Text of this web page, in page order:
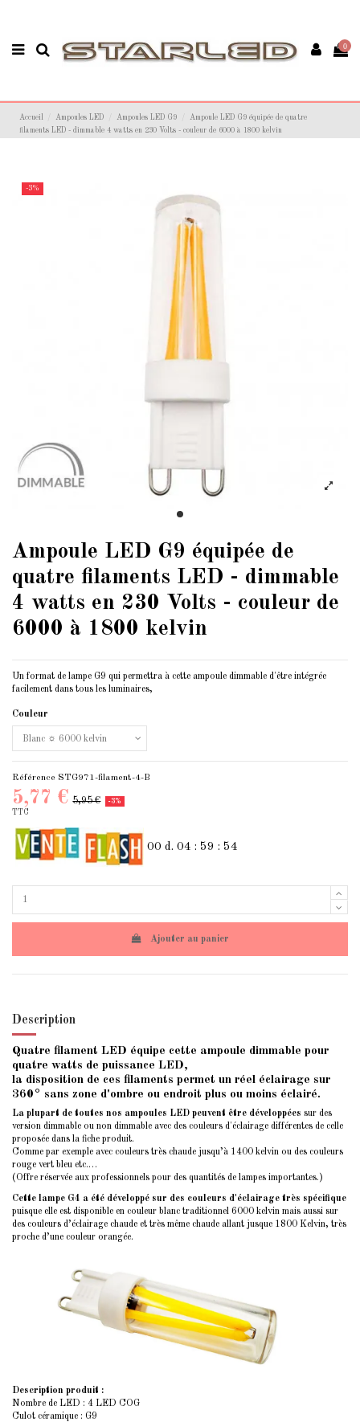
0
Accueil Ampoules LED Ampoules LED G9
Ampoule LED G9 équipée de quatre
filaments LED - dimmable 4 watts en 230 Volts - couleur de 6000 à 1800 kelvin
-3%
Ampoule LED G9 équipée de
quatre filaments LED - dimmable
4 watts en 230 Volts - couleur de
6000 à 1800 kelvin
Un format de lampe G9 qui permettra à cette ampoule dimmable d'être intégrée
facilement dans tous les luminaires,
Couleur
Référence STG971-filament-4-B
5,77 € 5,95 €
-3%
TTC
00 d. 04 : 59 : 54
Ajouter au panier
Description
Quatre filament LED équipe cette ampoule dimmable pour
quatre watts de puissance LED,
la disposition de ces filaments permet un réel éclairage sur
360° sans zone d'ombre ou endroit plus ou moins éclairé.
La plupart de toutes nos ampoules LED peuvent être développées sur des
version dimmable ou non dimmable avec des couleurs d'éclairage différentes de celle
proposée dans la fiche produit.
Comme par exemple avec couleurs très chaude jusqu’à 1400 kelvin ou des couleurs
rouge vert bleu etc.…
(Offre réservée aux professionnels pour des quantités de lampes importantes.)
Cette lampe G4 a été développé sur des couleurs d'éclairage très spécifique
puisque elle est disponible en couleur blanc traditionnel 6000 kelvin mais aussi sur
des couleurs d’éclairage chaude et très même chaude allant jusque 1800 Kelvin, très
proche d’une couleur orangée.
Description produit :
Nombre de LED : 4 LED COG
Culot céramique : G9